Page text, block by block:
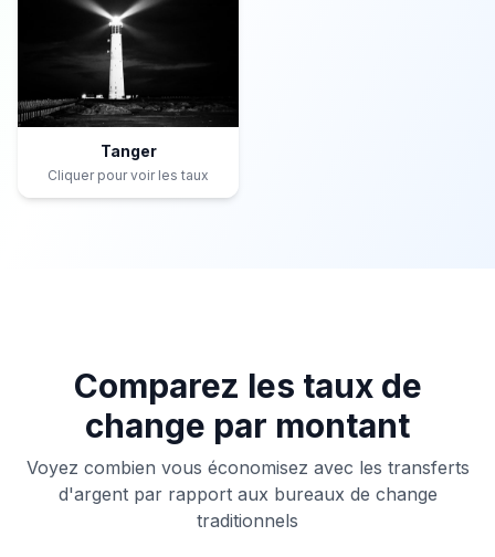
Tanger
Cliquer pour voir les taux
Comparez les taux de
change par montant
Voyez combien vous économisez avec les transferts
d'argent par rapport aux bureaux de change
traditionnels